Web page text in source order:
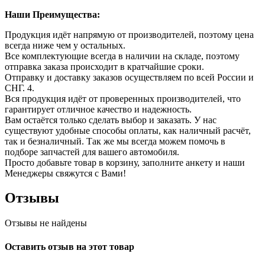
Наши Преимущества:
Продукция идёт напрямую от производителей, поэтому цена
всегда ниже чем у остальных.
Все комплектующие всегда в наличии на складе, поэтому
отправка заказа происходит в кратчайшие сроки.
Отправку и доставку заказов осуществляем по всей России и
СНГ. 4.
Вся продукция идёт от проверенных производителей, что
гарантирует отличное качество и надежность.
Вам остаётся только сделать выбор и заказать. У нас
существуют удобные способы оплаты, как наличный расчёт,
так и безналичный. Так же мы всегда можем помочь в
подборе запчастей для вашего автомобиля.
Просто добавьте товар в корзину, заполните анкету и наши
Менеджеры свяжутся с Вами!
Отзывы
Отзывы не найдены
Оставить отзыв на этот товар